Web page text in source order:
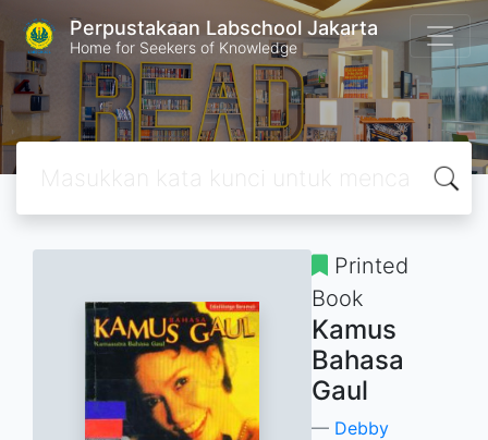
Perpustakaan Labschool Jakarta
Home for Seekers of Knowledge
Printed
Book
Kamus
Bahasa
Gaul
Debby